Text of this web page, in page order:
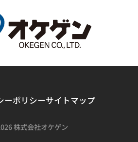
ーポリシーサイトマップ
株式会社オケゲン